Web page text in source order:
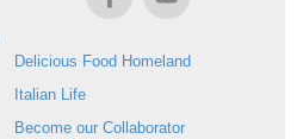
Delicious Food Homeland
Italian Life
Become our Collaborator